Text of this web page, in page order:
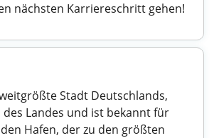
nächsten Karriereschritt gehen!
Stadt Deutschlands,
Landes und ist bekannt für
Hafen, der zu den größten